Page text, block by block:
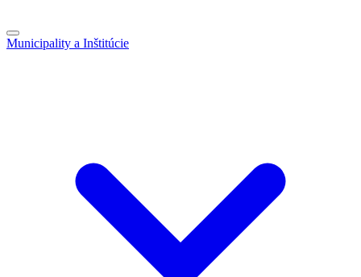
Municipality a Inštitúcie